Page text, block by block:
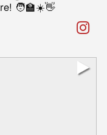
🧑‍🏫☀️👋